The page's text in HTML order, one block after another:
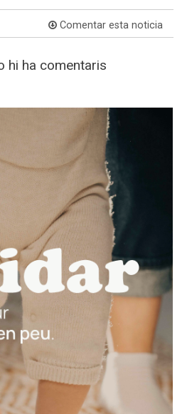
Comentar esta noticia
hi ha comentaris